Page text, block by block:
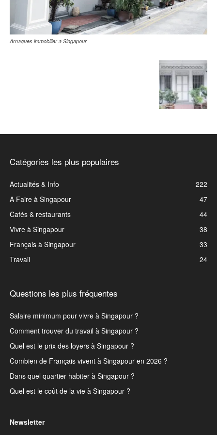
Arnaques immobilier a Singapour
Catégories les plus populaires
Actualités & Info
222
A Faire à Singapour
47
Cafés & restaurants
44
Vivre à Singapour
38
Français à Singapour
33
Travail
24
Questions les plus fréquentes
Salaire minimum pour vivre à Singapour ?
Comment trouver du travail à Singapour ?
Quel est le prix des loyers à Singapour ?
Combien de Français vivent à Singapour en 2026 ?
Dans quel quartier habiter à Singapour ?
Quel est le coût de la vie à Singapour ?
Newsletter